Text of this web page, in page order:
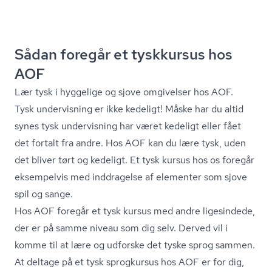
Sådan foregår et tyskkursus hos
AOF
Lær tysk i hyggelige og sjove omgivelser hos AOF.
Tysk undervisning er ikke kedeligt! Måske har du altid
synes tysk undervisning har været kedeligt eller fået
det fortalt fra andre. Hos AOF kan du lære tysk, uden
det bliver tørt og kedeligt. Et tysk kursus hos os foregår
eksempelvis med inddragelse af elementer som sjove
spil og sange.
Hos AOF foregår et tysk kursus med andre ligesindede,
der er på samme niveau som dig selv. Derved vil i
komme til at lære og udforske det tyske sprog sammen.
At deltage på et tysk sprogkursus hos AOF er for dig,